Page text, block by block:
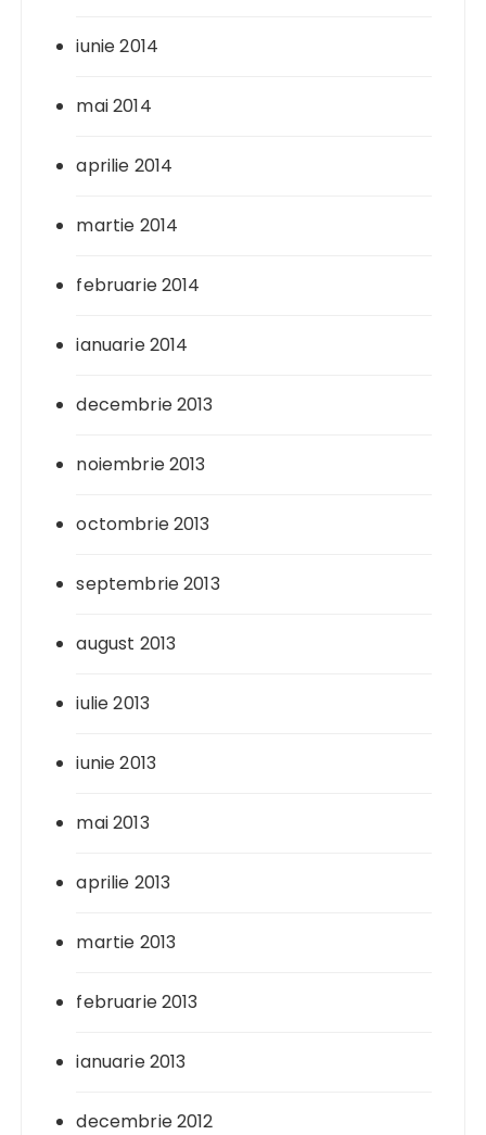
iunie 2014
mai 2014
aprilie 2014
martie 2014
februarie 2014
ianuarie 2014
decembrie 2013
noiembrie 2013
octombrie 2013
septembrie 2013
august 2013
iulie 2013
iunie 2013
mai 2013
aprilie 2013
martie 2013
februarie 2013
ianuarie 2013
decembrie 2012